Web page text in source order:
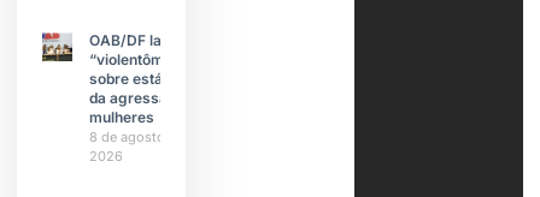
OAB/DF lança
“violentômetro”
sobre estágios
da agressão a
mulheres
8 de agosto de
2026